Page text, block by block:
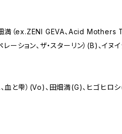
満（ex.ZENI GEVA、Acid Mothers
ーション、ザ・スターリン）(B)、イヌ
血と雫）(Vo)、田畑満(G)、ヒゴヒロ